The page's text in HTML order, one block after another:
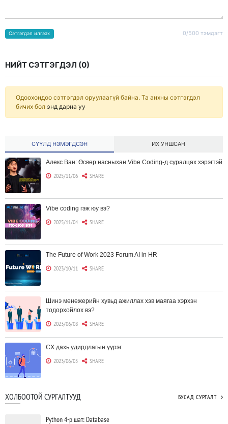
0/500 тэмдэгт
Сэтгэгдэл илгээх
НИЙТ СЭТГЭГДЭЛ (0)
Одоохондоо сэтгэгдэл оруулаагүй байна. Та анхны сэтгэгдэл
бичих бол энд дарна уу
СҮҮЛД НЭМЭГДСЭН ИХ УНШСАН
Алекс Ван: Өсвөр насныхан Vibe Coding-д суралцах хэрэгтэй
2025/11/06 SHARE
Vibe coding гэж юу вэ?
2025/11/04 SHARE
The Future of Work 2023 Forum AI in HR
2023/10/11 SHARE
Шинэ менежерийн хувьд ажиллах хэв маягаа хэрхэн
тодорхойлох вэ?
2023/06/08 SHARE
CX дахь удирдлагын үүрэг
2023/06/05 SHARE
Борлуулагчид "ЮҮЛҮҮР"-т төвлөрөх шаардлагагүй болж
2023/06/02 SHARE
ХОЛБООТОЙ СУРГАЛТУУД БУСАД СУРГАЛТ
Python 4-р шат: Database